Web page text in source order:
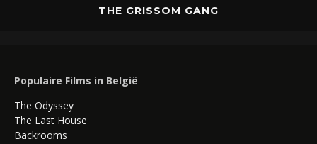
THE GRISSOM GANG
Populaire Films in België
The Odyssey
The Last House
Backrooms